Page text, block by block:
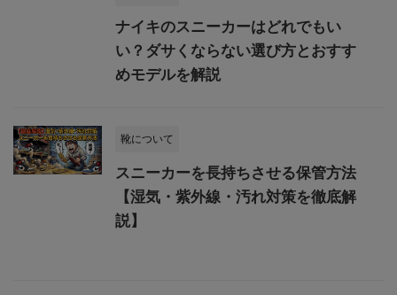
​ナイキのスニーカーはどれでもい
い？ダサくならない選び方とおすす
めモデルを解説
靴について
スニーカーを長持ちさせる保管方法
【湿気・紫外線・汚れ対策を徹底解
説】